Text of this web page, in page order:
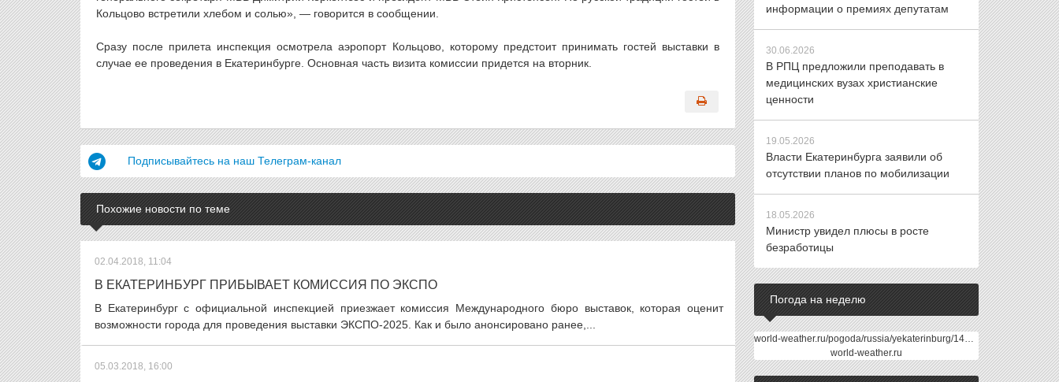
Кольцово встретили хлебом и солью», — говорится в сообщении.
Сразу после прилета инспекция осмотрела аэропорт Кольцово, которому предстоит принимать гостей выставки в
случае ее проведения в Екатеринбурге. Основная часть визита комиссии придется на вторник.
Подписывайтесь на наш Телеграм-канал
Похожие новости по теме
02.04.2018, 11:04
В ЕКАТЕРИНБУРГ ПРИБЫВАЕТ КОМИССИЯ ПО ЭКСПО
В Екатеринбург с официальной инспекцией приезжает комиссия Международного бюро выставок, которая оценит
возможности города для проведения выставки ЭКСПО-2025. Как и было анонсировано ранее,...
05.03.2018, 16:00
информации о премиях депутатам
30.06.2026
В РПЦ предложили преподавать в
медицинских вузах христианские
ценности
19.05.2026
Власти Екатеринбурга заявили об
отсутствии планов по мобилизации
18.05.2026
Министр увидел плюсы в росте
безработицы
Погода на неделю
world-weather.ru/pogoda/russia/yekaterinburg/14days/
world-weather.ru